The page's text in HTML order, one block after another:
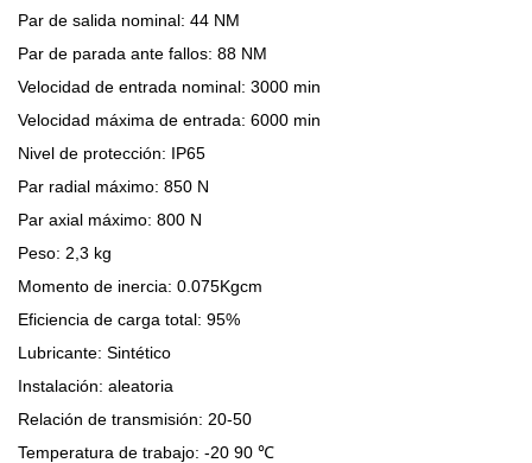
Par de salida nominal: 44 NM
Par de parada ante fallos: 88 NM
Velocidad de entrada nominal: 3000 min
Velocidad máxima de entrada: 6000 min
Nivel de protección: IP65
Par radial máximo: 850 N
Par axial máximo: 800 N
Peso: 2,3 kg
Momento de inercia: 0.075Kgcm
Eficiencia de carga total: 95%
Lubricante: Sintético
Instalación: aleatoria
Relación de transmisión: 20-50
Temperatura de trabajo: -20 90 ℃